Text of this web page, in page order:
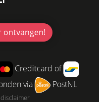
vriendin
vrouwen
ontvangen!
Creditcard of
via
PostNL